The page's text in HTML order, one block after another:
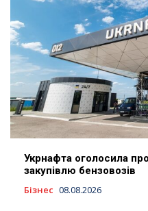
Укрнафта оголосила
закупівлю бензовозів
Бізнес 08.08.2026